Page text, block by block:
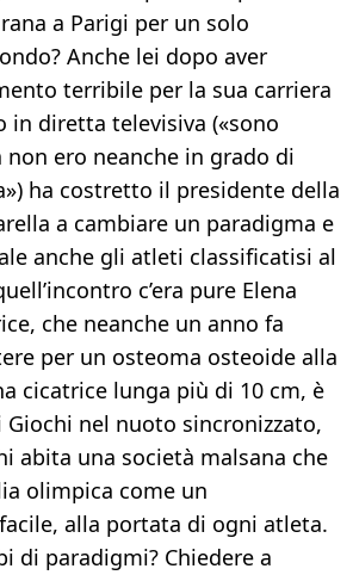
a Parigi per un solo
Anche lei dopo aver
terribile per la sua carriera
in diretta televisiva («sono
ero neanche in grado di
ha costretto il presidente della
a cambiare un paradigma e
anche gli atleti classificatisi al
c’era pure Elena
che neanche un anno fa
per un osteoma osteoide alla
cicatrice lunga più di 10 cm, è
nel nuoto sincronizzato,
abita una società malsana che
olimpica come un
alla portata di ogni atleta.
di paradigmi? Chiedere a